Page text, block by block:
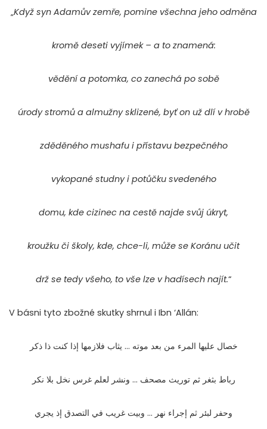
„Když syn Adamův zemře, pomine všechna jeho odměna
kromě deseti vyjímek – a to znamená:
vědění a potomka, co zanechá po sobě
úrody stromů a almužny sklizené, byť on už dlí v hrobě
zděděného mushafu i přístavu bezpečného
vykopané studny i potůčku svedeného
domu, kde cizinec na cestě najde svůj úkryt,
kroužku či školy, kde, chce-li, může se Koránu učit
drž se tedy všeho, to vše lze v hadísech najít.“
V básni tyto zbožné skutky shrnul i Ibn ‘Allán:
خصال عليها المرء من بعد موته … يثاب فلازمها إذا كنت ذا ذكر
رباط بثغر ثم توريث مصحف … ونشر لعلم غرس نخل بلا نكر
وحفر لبئر ثم إجراء نهر … وبيت غريب في التصدق إذ يجري